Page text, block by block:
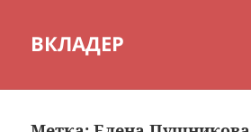
ВКЛАДЕР